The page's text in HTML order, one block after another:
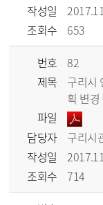
작성일
조회수
653
번호
82
제목
구리시
획 변경
파일
담당자
구리시
작성일
조회수
714